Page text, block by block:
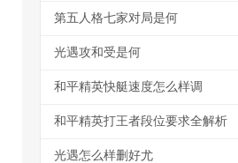
第五人格七家对局是何
光遇攻和受是何
和平精英快艇速度怎么样调
和平精英打王者段位要求全解析
光遇怎么样删好尤